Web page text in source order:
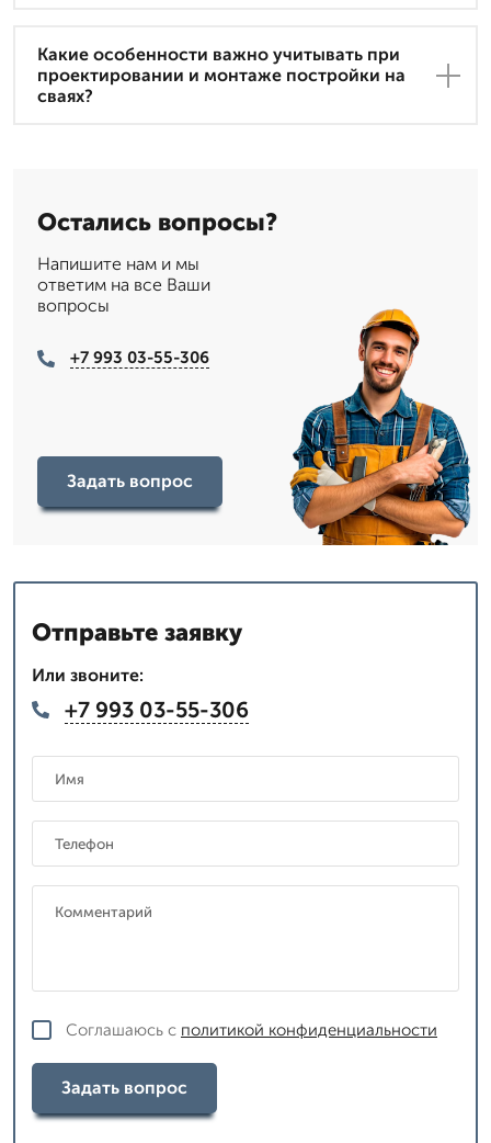
Какие особенности важно учитывать при
проектировании и монтаже постройки на
сваях?
Остались вопросы?
Напишите нам и мы
ответим на все Ваши
вопросы
+7 993 03-55-306
Задать вопрос
Отправьте заявку
Или звоните:
+7 993 03-55-306
Соглашаюсь с политикой конфиденциальности
Задать вопрос